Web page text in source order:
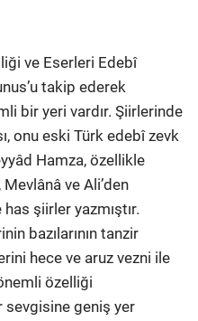
ve Eserleri Edebî
takip ederek
bir yeri vardır. Şiirlerinde
onu eski Türk edebî zevk
Hamza, özellikle
ve Ali’den
şiirler yazmıştır.
bazılarının tanzir
hece ve aruz vezni ile
özelliği
sevgisine geniş yer